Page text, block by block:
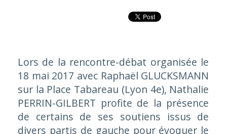
Lors de la rencontre-débat organisée le
18 mai 2017 avec Raphaël GLUCKSMANN
sur la Place Tabareau (Lyon 4e), Nathalie
PERRIN-GILBERT profite de la présence
de certains de ses soutiens issus de
divers partis de gauche pour évoquer le